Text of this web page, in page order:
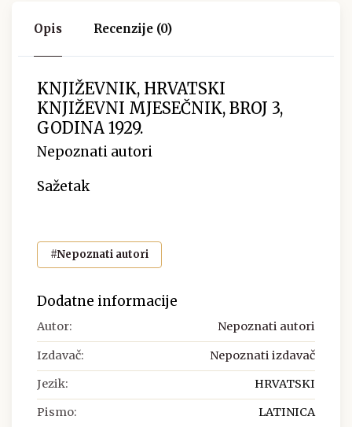
Opis Recenzije (0)
KNJIŽEVNIK, HRVATSKI
KNJIŽEVNI MJESEČNIK, BROJ 3,
GODINA 1929.
Nepoznati autori
Sažetak
#Nepoznati autori
Dodatne informacije
Autor: Nepoznati autori
Izdavač: Nepoznati izdavač
Jezik: HRVATSKI
Pismo: LATINICA